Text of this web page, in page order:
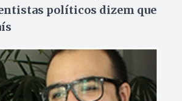
políticos dizem que